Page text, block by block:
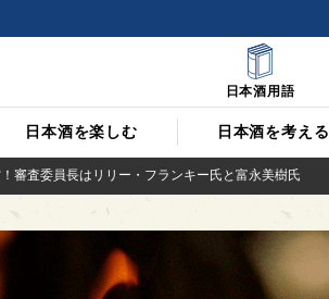
日本酒を楽しむ 日本酒を考える
日本酒用語
審査委員長はリリー・フランキー氏と富永美樹氏